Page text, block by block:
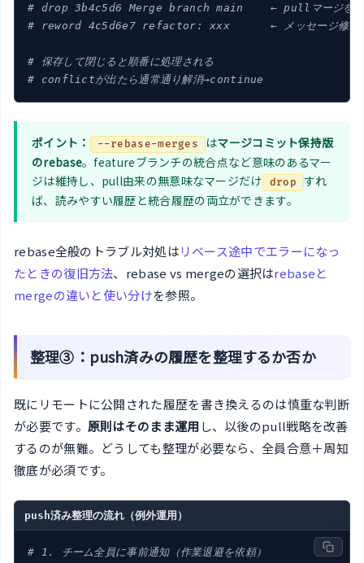
# drop 3b4c5d6 Merge branch main    ← pullマージを削
# reword 4c5d6e7 refactor: xxx      ← メッセージ修正
# 保存して閉じると順番に処理される
# conflictが出たら通常通り解消→continue
ポイント： --rebase-merges はマージコミット保持版
のrebase。featureブランチの統合点など意味のあるマー
ジは維持し、pull由来の無意味なマージだけ
drop
すれ
ば、読みやすい履歴と統合履歴の両立ができます。
rebase全般のトラブル対処はリベース途中でエラーになっ
たときの復旧方法、rebase vs mergeの選択はrebaseと
mergeの違いと使い分けを参照。
整理③：push済みの履歴を整理するか否か
既にリモートに公開された履歴を書き換えるのは慎重な判断
が必要です。 原則はそのまま運用し、以後のpull戦略を改善
するのが無難。どうしても整理が必要なら、全員合意＋周知
徹底が必須です。
push済み整理の流れ（例外運用）
# 1. チーム全員に事前通知（作業退避を依頼）